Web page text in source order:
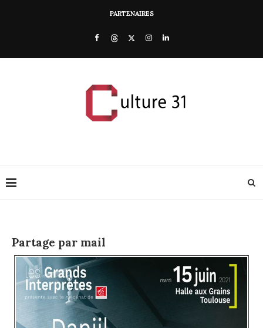
PARTENAIRES
Partage par mail